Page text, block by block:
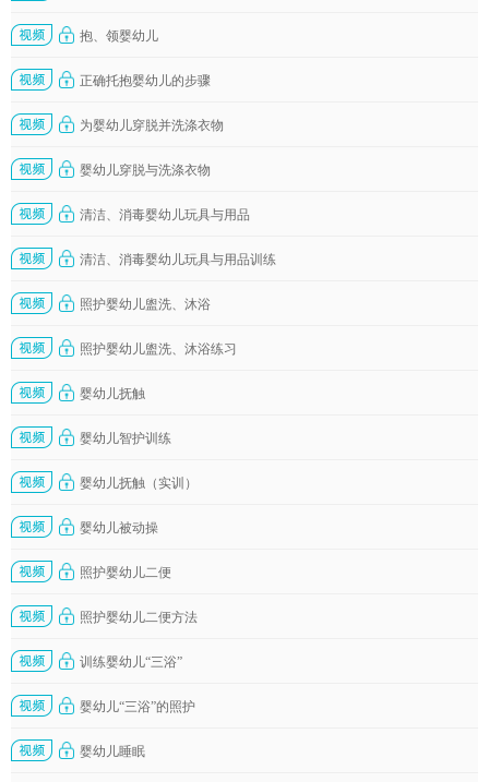
抱、领婴幼儿
正确托抱婴幼儿的步骤
为婴幼儿穿脱并洗涤衣物
婴幼儿穿脱与洗涤衣物
清洁、消毒婴幼儿玩具与用品
清洁、消毒婴幼儿玩具与用品训练
照护婴幼儿盥洗、沐浴
照护婴幼儿盥洗、沐浴练习
婴幼儿抚触
婴幼儿智护训练
婴幼儿抚触（实训）
婴幼儿被动操
照护婴幼儿二便
照护婴幼儿二便方法
训练婴幼儿“三浴”
婴幼儿“三浴”的照护
婴幼儿睡眠